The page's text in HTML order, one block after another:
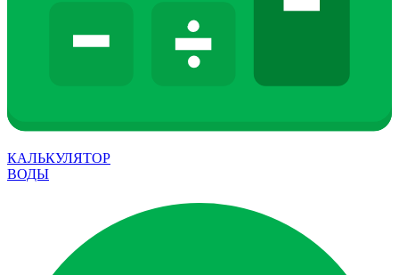
КАЛЬКУЛЯТОР
ВОДЫ